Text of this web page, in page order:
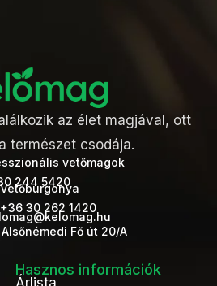
az élet magjával, ott
természet csodája.
vetőmagok
244 5420
Vetőburgonya
+36 30 262 1420
Alsőnémedi Fő út 20/A
Hasznos információk
Árlista